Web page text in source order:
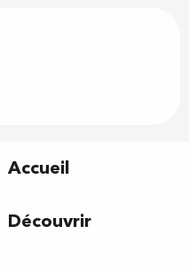
Accueil
Découvrir